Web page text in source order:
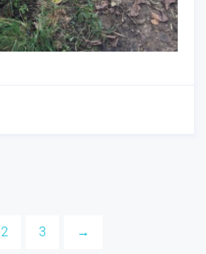
2 3 →